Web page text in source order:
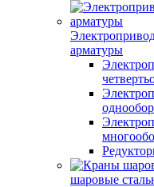
арматуры
шаровые